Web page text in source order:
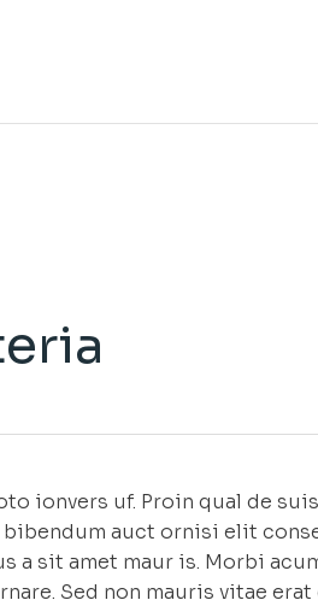
ionvers uf. Proin qual de
auct ornisi elit
a sit amet maur is. Morbi
Sed non mauris vitae